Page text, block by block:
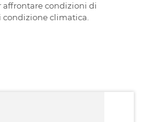
affrontare condizioni di
condizione climatica.